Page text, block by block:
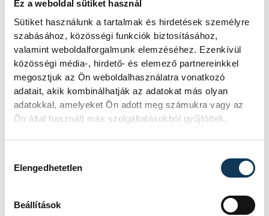
Ez a weboldal sütiket használ
Sütiket használunk a tartalmak és hirdetések személyre
szabásához, közösségi funkciók biztosításához,
valamint weboldalforgalmunk elemzéséhez. Ezenkívül
közösségi média-, hirdető- és elemező partnereinkkel
megosztjuk az Ön weboldalhasználatra vonatkozó
adatait, akik kombinálhatják az adatokat más olyan
adatokkal, amelyeket Ön adott meg számukra vagy az
Ön által használt más szolgáltatásokból gyűjtöttek.
Elengedhetetlen
Beállítások
SZERZŐ
vehir.hu